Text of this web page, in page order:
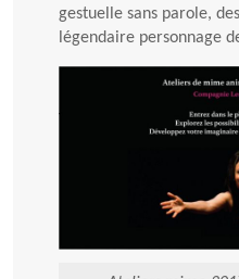
gestuelle sans parole,
légendaire personnage